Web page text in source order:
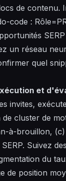
de contenu.
code :
un réseau
quel
et
invites,
de cluster de
à-brouillon, (c)
Suivez
du
de position